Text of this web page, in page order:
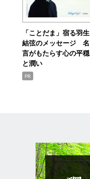
「ことだま」宿る羽生
結弦のメッセージ 名
言がもたらす心の平穏
と潤い
PR